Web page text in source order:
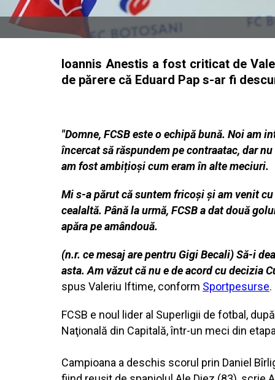
Ioannis Anestis a fost criticat de
de părere că Eduard Pap s-ar fi
"Domne, FCSB este o echipă bună. Noi
încercat să răspundem pe contraatac, dar
am fost ambițioși cum eram în alte meciuri.
Mi s-a părut că suntem fricoși și am venit
cealaltă. Până la urmă, FCSB a dat două
apăra pe amândouă.
(n.r. ce mesaj are pentru Gigi Becali) Să-i
asta. Am văzut că nu e de acord cu decizia
spus Valeriu Iftime, conform Sportpesurse.
FCSB e noul lider al Superligii de fotbal,
Naţională din Capitală, într-un meci din
Campioana a deschis scorul prin Daniel